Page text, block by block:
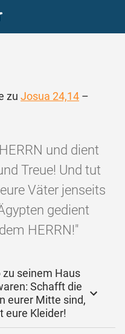
zu Josua 24,14 –
und dient
Treue! Und tut
Väter jenseits
gedient
HERRN!"
seinem Haus
Schafft die
eurer Mitte sind,
eure Kleider!